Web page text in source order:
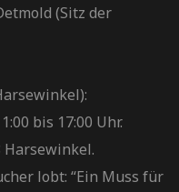
(Sitz der
bis 17:00 Uhr.
Harsewinkel.
lobt: “Ein Muss für